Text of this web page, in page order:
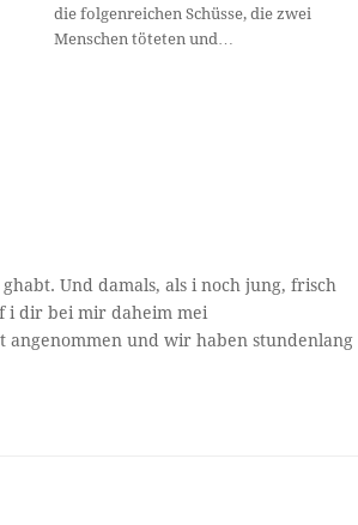
die folgenreichen Schüsse, die zwei
Menschen töteten und…
Und damals, als i noch jung, frisch
i dir bei mir daheim mei
angenommen und wir haben stundenlang